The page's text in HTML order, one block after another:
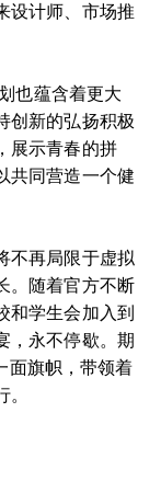
设计师、市场推
也蕴含着更大
创新的弘扬积极
展示青春的拼
共同营造一个健
不再局限于虚拟
。随着官方不断
和学生会加入到
，永不停歇。期
面旗帜，带领着